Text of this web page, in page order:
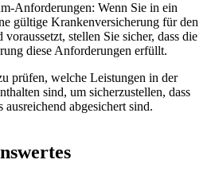
Anforderungen: Wenn Sie in ein
gültige Krankenversicherung für den
stellen Sie sicher, dass die
diese Anforderungen erfüllt.
prüfen, welche Leistungen in der
sind, um sicherzustellen, dass
abgesichert sind.